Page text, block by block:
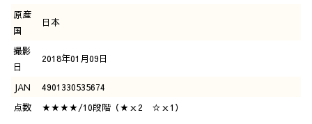
原産
国
日本
撮影
日
2018年01月09日
JAN
4901330535674
点数
★★★★/10段階（★ｘ2 ☆ｘ1）